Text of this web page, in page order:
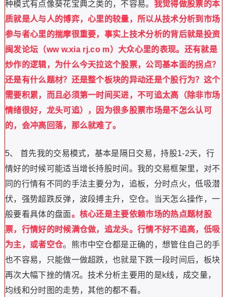
种模式有点像葵花宝典之类的，不容易。 我觉得做股票的本
质就是人与人的博弈，心里的较量，所以从技术分析到市场
参与者心里的揣摩很重要，事实上技术分析的背后就是投资
闽发论坛（ww w.xia rj.co m）大众心里的表现。还有就是
炒作的逻辑，为什么今天拉这个股票，公司基本面的拐点？
还是有什么题材？还是整个板块的异动还是个股行为？这个
需要积累，而且必须第一时间买进，不可追太高（除非市场
情绪很好，龙头可追），因为很多股票市场是不怎么认可
的，会冲高回落，那么就难了。
5、 首先我的交易模式，基本是隔日交易，持股1-2天，行
情好的时候可能适当增长持股时间。我的交易框架里，对不
同的行情有不同的手法主要分为，追板，分时点火，低吸潜
伏，强势超跌反弹，波段搏主升，空仓。当天怎么操作，一
般要看具体的盘面。核心还是主要依赖市场的热点题材股
票，行情好的时候满仓做，追龙头。行情不好不追高，低吸
为主，或者空仓。熊市中空仓都是正确的，想管住自己的手
也不容易，只能做一做超跌，也就是下跌一段时间后，板块
再次大幅下挫的情况。技术分析主要用的是k线，成交量，
均线和分时图的走势，其他的都不看。